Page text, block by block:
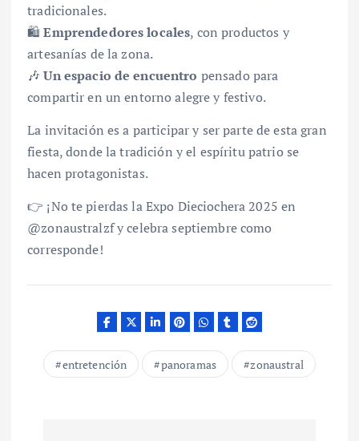
tradicionales.
🛍️Emprendedores locales, con productos y
artesanías de la zona.
🎶Un espacio de encuentro pensado para
compartir en un entorno alegre y festivo.
La invitación es a participar y ser parte de esta gran
fiesta, donde la tradición y el espíritu patrio se
hacen protagonistas.
👉 ¡No te pierdas la Expo Dieciochera 2025 en
@zonaustralzf y celebra septiembre como
corresponde!
entretención panoramas zonaustral